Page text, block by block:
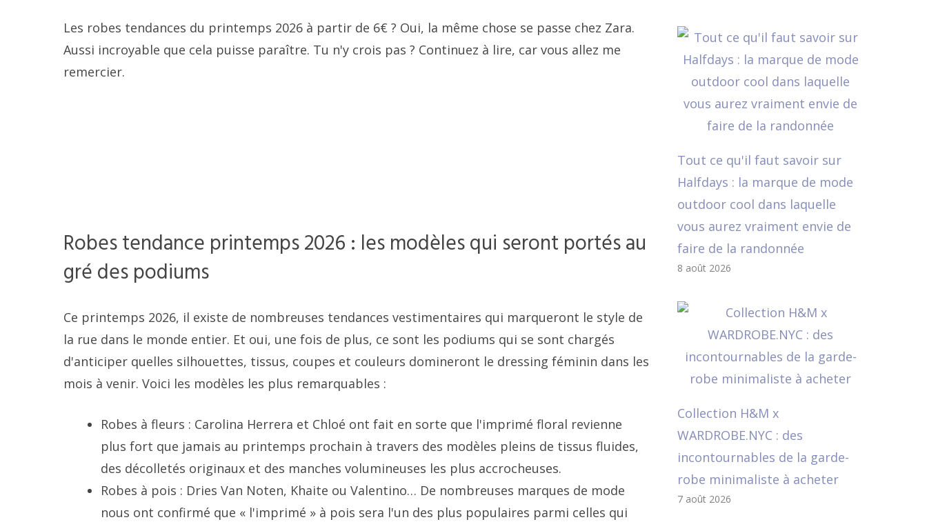
Les robes tendances du printemps 2026 à partir de 6€ ? Oui, la même chose se passe chez Zara.
Aussi incroyable que cela puisse paraître. Tu n'y crois pas ? Continuez à lire, car vous allez me
remercier.
Robes tendance printemps 2026 : les modèles qui seront portés au
gré des podiums
Ce printemps 2026, il existe de nombreuses tendances vestimentaires qui marqueront le style de
la rue dans le monde entier. Et oui, une fois de plus, ce sont les podiums qui se sont chargés
d'anticiper quelles silhouettes, tissus, coupes et couleurs domineront le dressing féminin dans les
mois à venir. Voici les modèles les plus remarquables :
Robes à fleurs : Carolina Herrera et Chloé ont fait en sorte que l'imprimé floral revienne
plus fort que jamais au printemps prochain à travers des modèles pleins de tissus fluides,
des décolletés originaux et des manches volumineuses les plus accrocheuses.
Robes à pois : Dries Van Noten, Khaite ou Valentino… De nombreuses marques de mode
nous ont confirmé que « l'imprimé » à pois sera l'un des plus populaires parmi celles qui
Tout ce qu'il faut savoir sur
Halfdays : la marque de mode
outdoor cool dans laquelle
vous aurez vraiment envie de
faire de la randonnée
8 août 2026
Collection H&M x
WARDROBE.NYC : des
incontournables de la garde-
robe minimaliste à acheter
7 août 2026